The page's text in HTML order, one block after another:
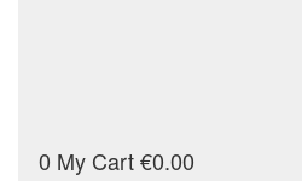
0 My Cart€0.00